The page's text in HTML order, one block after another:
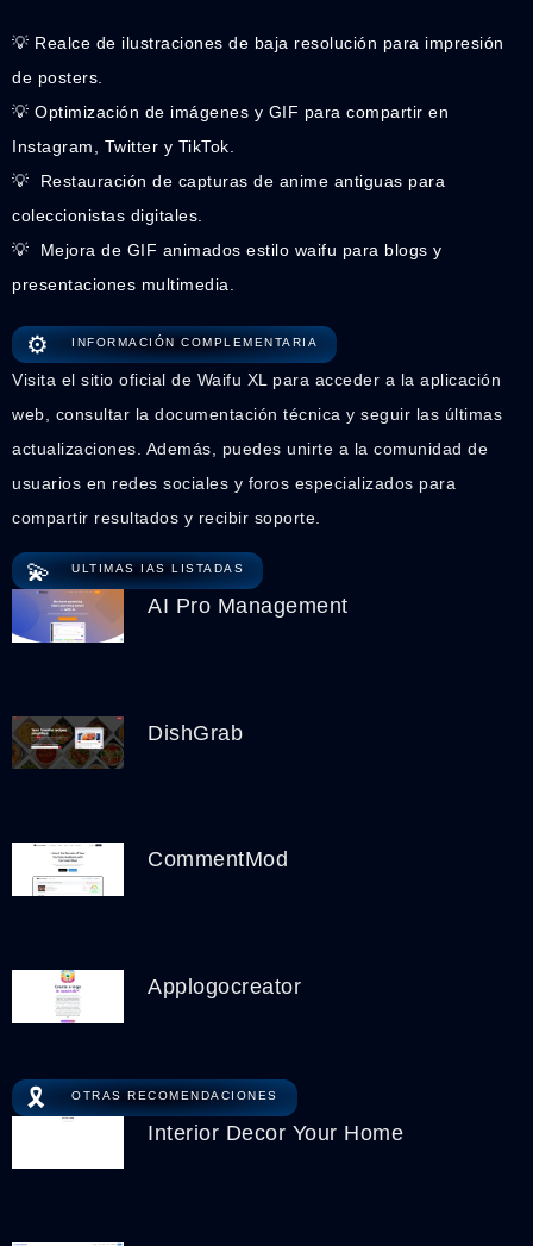
💡 Realce de ilustraciones de baja resolución para impresión
de posters.
💡 Optimización de imágenes y GIF para compartir en
Instagram, Twitter y TikTok.
💡 ️ Restauración de capturas de anime antiguas para
coleccionistas digitales.
💡 ️ Mejora de GIF animados estilo waifu para blogs y
presentaciones multimedia.
⚙️ INFORMACIÓN COMPLEMENTARIA
Visita el sitio oficial de Waifu XL para acceder a la aplicación
web, consultar la documentación técnica y seguir las últimas
actualizaciones. Además, puedes unirte a la comunidad de
usuarios en redes sociales y foros especializados para
compartir resultados y recibir soporte.
💫 ULTIMAS IAS LISTADAS
AI Pro Management
DishGrab
CommentMod
Applogocreator
🎗️ OTRAS RECOMENDACIONES
Interior Decor Your Home